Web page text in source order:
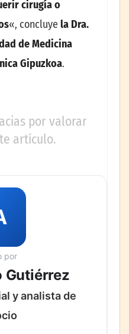
cirugía o
«, concluye la Dra.
de Medicina
Gipuzkoa.
por valorar
artículo.
por
Gutiérrez
y analista de